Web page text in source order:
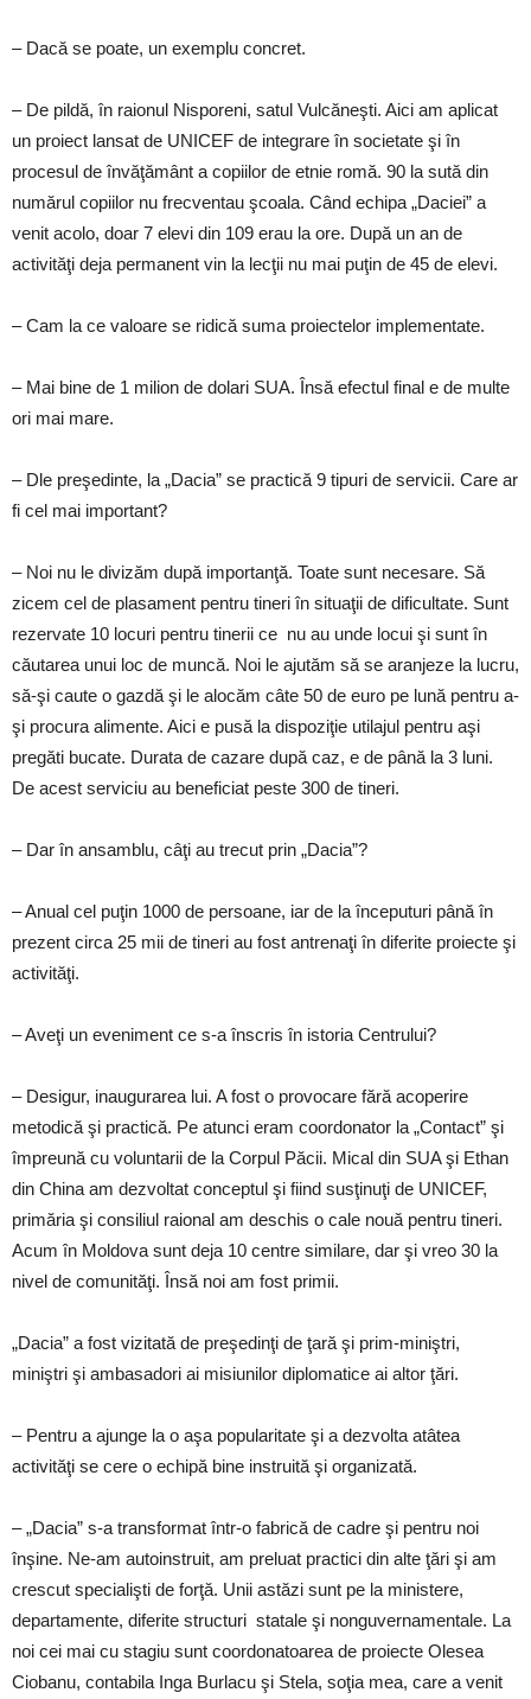
– Dacă se poate, un exemplu concret.
– De pildă, în raionul Nisporeni, satul Vulcăneşti. Aici am aplicat
un proiect lansat de UNICEF de integrare în societate şi în
procesul de învăţământ a copiilor de etnie romă. 90 la sută din
numărul copiilor nu frecventau şcoala. Când echipa „Daciei” a
venit acolo, doar 7 elevi din 109 erau la ore. După un an de
activităţi deja permanent vin la lecţii nu mai puţin de 45 de elevi.
– Cam la ce valoare se ridică suma proiectelor implementate.
– Mai bine de 1 milion de dolari SUA. Însă efectul final e de multe
ori mai mare.
– Dle preşedinte, la „Dacia” se practică 9 tipuri de servicii. Care ar
fi cel mai important?
– Noi nu le divizăm după importanţă. Toate sunt necesare. Să
zicem cel de plasament pentru tineri în situaţii de dificultate. Sunt
rezervate 10 locuri pentru tinerii ce nu au unde locui şi sunt în
căutarea unui loc de muncă. Noi le ajutăm să se aranjeze la lucru,
să-şi caute o gazdă şi le alocăm câte 50 de euro pe lună pentru a-
şi procura alimente. Aici e pusă la dispoziţie utilajul pentru aşi
pregăti bucate. Durata de cazare după caz, e de până la 3 luni.
De acest serviciu au beneficiat peste 300 de tineri.
– Dar în ansamblu, câţi au trecut prin „Dacia”?
– Anual cel puţin 1000 de persoane, iar de la începuturi până în
prezent circa 25 mii de tineri au fost antrenaţi în diferite proiecte şi
activităţi.
– Aveţi un eveniment ce s-a înscris în istoria Centrului?
– Desigur, inaugurarea lui. A fost o provocare fără acoperire
metodică şi practică. Pe atunci eram coordonator la „Contact” şi
împreună cu voluntarii de la Corpul Păcii. Mical din SUA şi Ethan
din China am dezvoltat conceptul şi fiind susţinuţi de UNICEF,
primăria şi consiliul raional am deschis o cale nouă pentru tineri.
Acum în Moldova sunt deja 10 centre similare, dar şi vreo 30 la
nivel de comunităţi. Însă noi am fost primii.
„Dacia” a fost vizitată de preşedinţi de ţară şi prim-miniştri,
miniştri şi ambasadori ai misiunilor diplomatice ai altor ţări.
– Pentru a ajunge la o aşa popularitate şi a dezvolta atâtea
activităţi se cere o echipă bine instruită şi organizată.
– „Dacia” s-a transformat într-o fabrică de cadre şi pentru noi
înşine. Ne-am autoinstruit, am preluat practici din alte ţări şi am
crescut specialişti de forţă. Unii astăzi sunt pe la ministere,
departamente, diferite structuri statale şi nonguvernamentale. La
noi cei mai cu stagiu sunt coordonatoarea de proiecte Olesea
Ciobanu, contabila Inga Burlacu şi Stela, soţia mea, care a venit